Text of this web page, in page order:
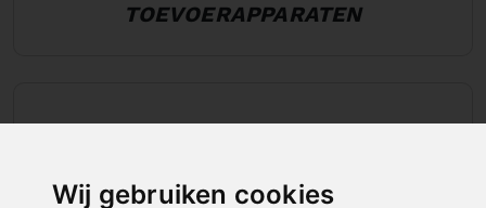
Wij gebruiken cookies
TOEVOERAPPARATEN